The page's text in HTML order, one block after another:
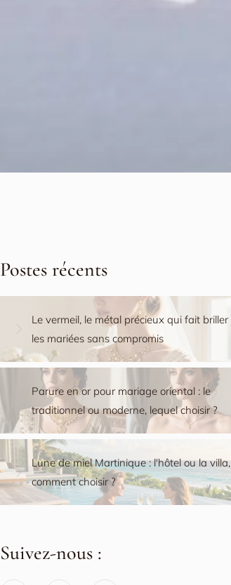
Postes récents
Le vermeil, le métal précieux qui fait briller
les mariées sans compromis
Parure en or pour mariage oriental : le
traditionnel ou moderne, lequel choisir ?
Lune de miel Martinique : l'hôtel ou la villa,
comment choisir ?
Suivez-nous :